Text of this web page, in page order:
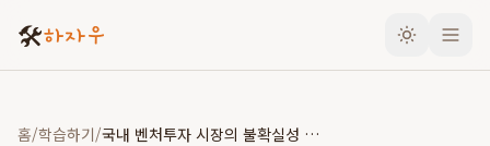
🛠️하자우
홈/학습하기/ 국내 벤처투자 시장의 불확실성 속, 알토스벤처스의 독보적인 후속투자 전략